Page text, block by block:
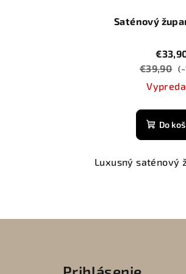
Saténový
€39,90
Do
Luxusný saténový